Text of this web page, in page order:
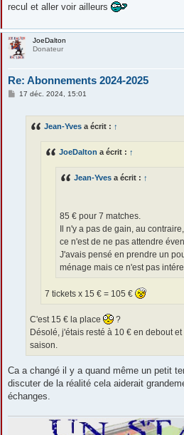
recul et aller voir ailleurs
JoeDalton
Donateur
Re: Abonnements 2024-2025
M17 déc. 2024, 15:01
Jean-Yves a écrit : ↑
JoeDalton a écrit : ↑
Jean-Yves a écrit : ↑
85 € pour 7 matches.
Il n'y a pas de gain, au
ce n'est de ne pas attendre
J'avais pensé en prendre un
ménage mais ce n'est pas
7 tickets x 15 € = 105 €
C'est 15 € la place
?
Désolé, j'étais resté à 10 € en debout
saison.
Ca a changé il y a quand même un petit
discuter de la réalité cela aiderait
échanges.